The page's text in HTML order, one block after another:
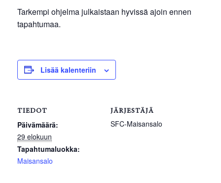
Tarkempi ohjelma julkaistaan hyvissä ajoin ennen
tapahtumaa.
Lisää kalenteriin
TIEDOT
Päivämäärä:
29 elokuun
Tapahtumaluokka:
Maisansalo
JÄRJESTÄJÄ
SFC-Maisansalo